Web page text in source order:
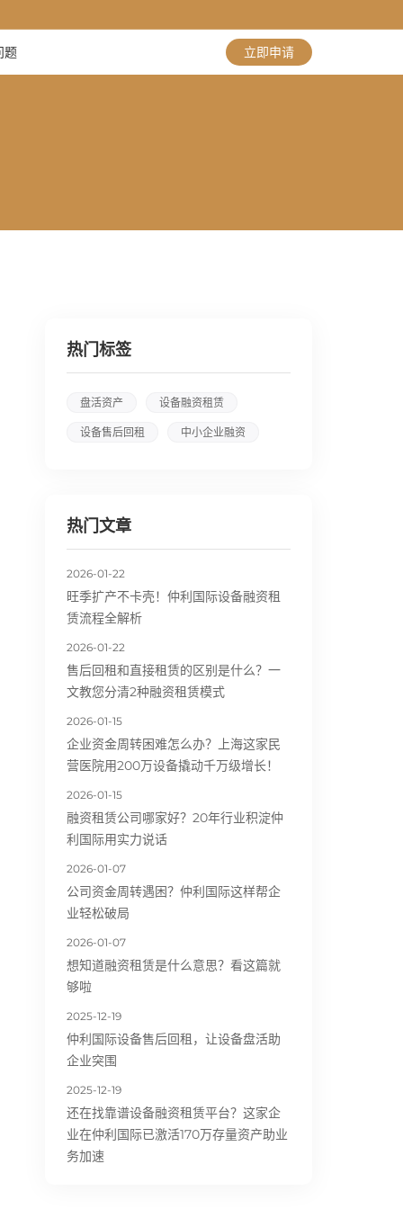
题 立即申请
热门标签
盘活资产 设备融资租赁
设备售后回租 中小企业融资
热门文章
2026-01-22
旺季扩产不卡壳！仲利国际设备融资租
赁流程全解析
2026-01-22
售后回租和直接租赁的区别是什么？一
文教您分清2种融资租赁模式
2026-01-15
企业资金周转困难怎么办？上海这家民
营医院用200万设备撬动千万级增长！
2026-01-15
融资租赁公司哪家好？20年行业积淀仲
利国际用实力说话
2026-01-07
公司资金周转遇困？仲利国际这样帮企
业轻松破局
2026-01-07
想知道融资租赁是什么意思？看这篇就
够啦
2025-12-19
仲利国际设备售后回租，让设备盘活助
企业突围
2025-12-19
还在找靠谱设备融资租赁平台？这家企
业在仲利国际已激活170万存量资产助业
务加速